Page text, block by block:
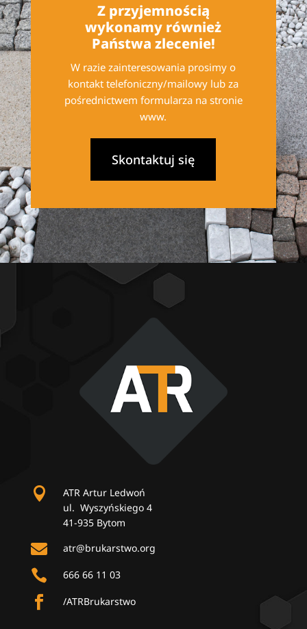
Z przyjemnością
wykonamy również
Państwa zlecenie!
W razie zainteresowania prosimy o
kontakt telefoniczny/mailowy lub za
pośrednictwem formularza na stronie
www.
Skontaktuj się

ATR Artur Ledwoń
ul. Wyszyńskiego 4
41-935 Bytom
 atr@brukarstwo.org
 666 66 11 03
 /ATRBrukarstwo